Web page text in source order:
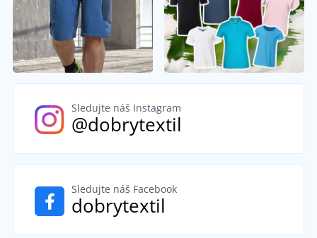
Sledujte náš Instagram
@dobrytextil
Sledujte náš Facebook
dobrytextil